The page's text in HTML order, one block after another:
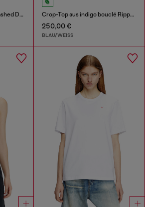
Top aus leichtem stonewashed Denim Crop-Top aus indigo bouclé Rippstrick
250,00 €
BLAU/WEISS